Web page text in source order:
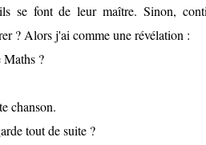
se font de leur maître. Sinon,
? Alors j'ai comme une révélation :
Maths ?
chanson.
tout de suite ?